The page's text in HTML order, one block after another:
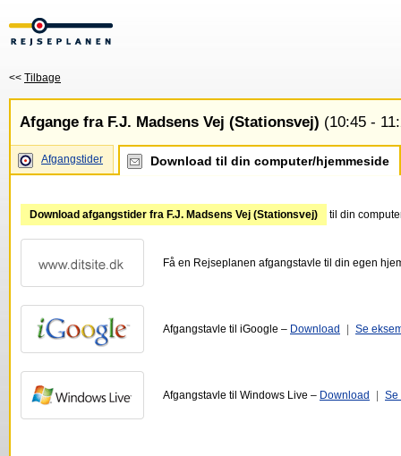
<< Tilbage
Afgange fra F.J. Madsens Vej (Stationsvej) (10:45 -
Afgangstider Download til din computer/hjemmeside
Download afgangstider fra F.J. Madsens Vej (Stationsvej) til din
Få en Rejseplanen afgangstavle til din egen
Afgangstavle til iGoogle – Download Se
Afgangstavle til Windows Live – Download Se